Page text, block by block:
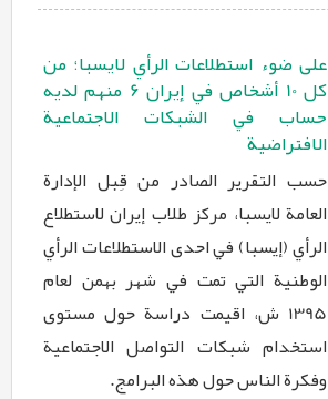
على ضوء استطلاعات الرأي لايسبا؛ من
كل 10 أشخاص في إيران 6 منهم لديه
حساب في الشبكات الاجتماعية
الافتراضية
حسب التقرير الصادر من قِبل الإدارة
العامة لايسبا، مركز طلاب إيران لاستطلاع
الرأي (إيسبا) في احدى الاستطلاعات الرأي
الوطنية التي تمت في شهر بهمن لعام
1395 ش، اقيمت دراسة حول مستوى
استخدام شبكات التواصل الاجتماعية
وفكرة الناس حول هذه البرامج.